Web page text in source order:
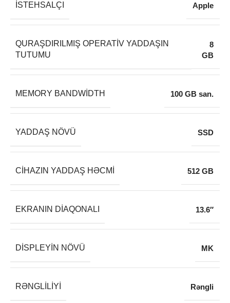
İSTEHSALÇI Apple
QURAŞDIRILMIŞ OPERATIV YADDAŞIN
TUTUMU
8
GB
MEMORY BANDWIDTH 100 GB san.
YADDAŞ NÖVÜ SSD
CIHAZIN YADDAŞ HƏCMI 512 GB
EKRANIN DIAQONALI 13.6″
DISPLEYIN NÖVÜ MK
RƏNGLILIYI Rəngli